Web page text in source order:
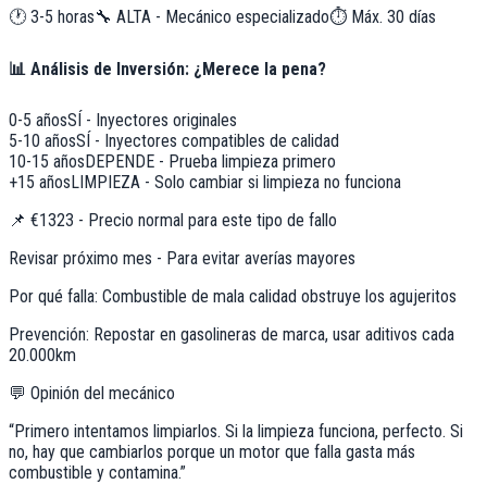
🕐 3-5 horas🔧 ALTA - Mecánico especializado⏱️ Máx. 30 días
📊 Análisis de Inversión: ¿Merece la pena?
0-5 añosSÍ - Inyectores originales
5-10 añosSÍ - Inyectores compatibles de calidad
10-15 añosDEPENDE - Prueba limpieza primero
+15 añosLIMPIEZA - Solo cambiar si limpieza no funciona
📌 €1323 - Precio normal para este tipo de fallo
Revisar próximo mes - Para evitar averías mayores
Por qué falla: Combustible de mala calidad obstruye los agujeritos
Prevención: Repostar en gasolineras de marca, usar aditivos cada
20.000km
💬 Opinión del mecánico
“Primero intentamos limpiarlos. Si la limpieza funciona, perfecto. Si
no, hay que cambiarlos porque un motor que falla gasta más
combustible y contamina.”